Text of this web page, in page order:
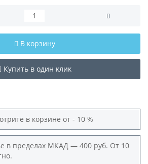
В корзину
Купить в один клик
в корзине от - 10 %
в пределах МКАД — 400 руб. От 10